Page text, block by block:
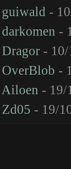
guiwald -
darkomen -
Dragor -
OverBlob -
Ailoen - 19/
Zd05 - 19/